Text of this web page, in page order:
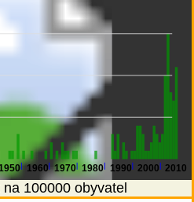
1960 1970 1980 1990 2000 2010
100000 obyvatel